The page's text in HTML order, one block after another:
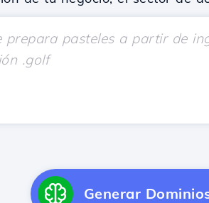
Generar